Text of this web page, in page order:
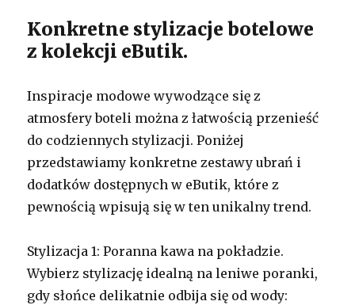
Konkretne stylizacje botelowe
z kolekcji eButik.
Inspiracje modowe wywodzące się z
atmosfery boteli można z łatwością przenieść
do codziennych stylizacji. Poniżej
przedstawiamy konkretne zestawy ubrań i
dodatków dostępnych w eButik, które z
pewnością wpisują się w ten unikalny trend.
Stylizacja 1: Poranna kawa na pokładzie.
Wybierz stylizację idealną na leniwe poranki,
gdy słońce delikatnie odbija się od wody: